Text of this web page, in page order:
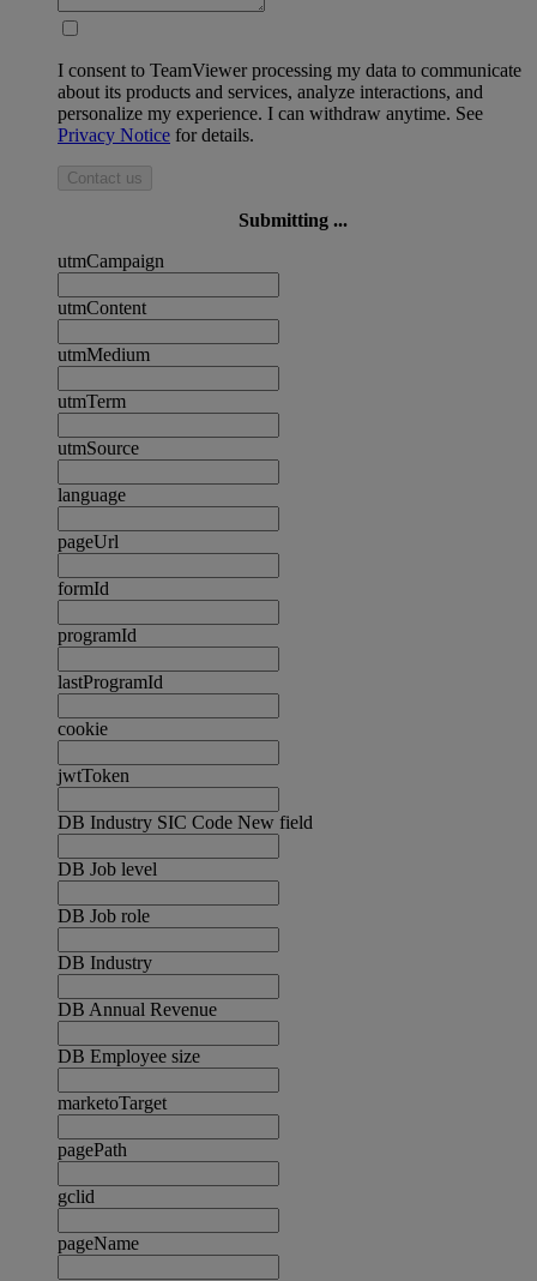
I consent to TeamViewer processing my data to communicate
about its products and services, analyze interactions, and
personalize my experience. I can withdraw anytime. See
Privacy Notice for details.
Contact us
Submitting ...
utmCampaign
utmContent
utmMedium
utmTerm
utmSource
language
pageUrl
formId
programId
lastProgramId
cookie
jwtToken
DB Industry SIC Code New field
DB Job level
DB Job role
DB Industry
DB Annual Revenue
DB Employee size
marketoTarget
pagePath
gclid
pageName